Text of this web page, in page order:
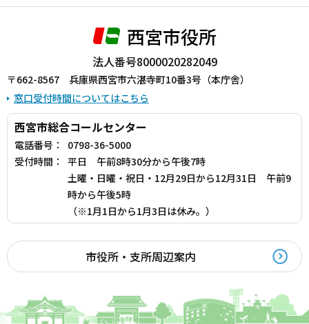
西宮市役所
法人番号8000020282049
〒662-8567 兵庫県西宮市六湛寺町10番3号（本庁舎）
窓口受付時間についてはこちら
西宮市総合コールセンター
電話番号：
0798-36-5000
受付時間：
平日 午前8時30分から午後7時
土曜・日曜・祝日・12月29日から12月31日 午前9
時から午後5時
（※1月1日から1月3日は休み。）
市役所・支所周辺案内